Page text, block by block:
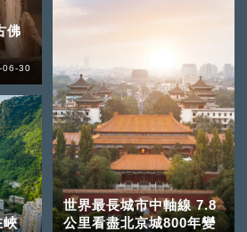
佛
06-30
峽
世界最長城市中軸線 7.8
公里看盡北京城800年變